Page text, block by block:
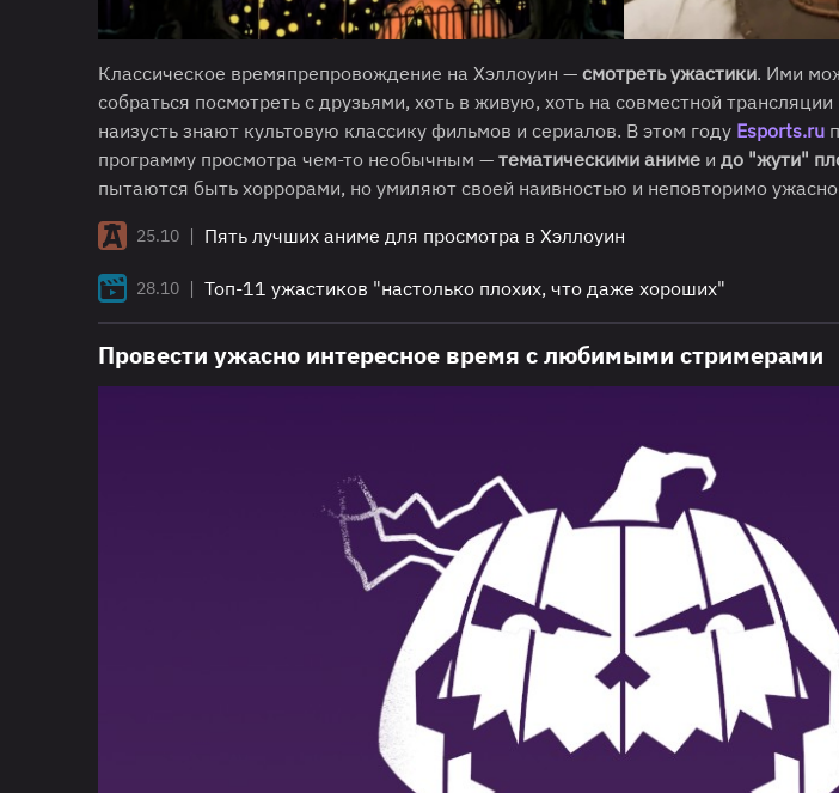
Классическое времяпрепровождение на Хэллоуин — смотреть ужастики. Ими
собраться посмотреть с друзьями, хоть в живую, хоть на совместной
наизусть знают культовую классику фильмов и сериалов. В этом году Esports.ru
программу просмотра чем-то необычным — тематическими аниме и до "жути"
пытаются быть хоррорами, но умиляют своей наивностью и неповторимо
25.10 | Пять лучших аниме для просмотра в Хэллоуин
28.10 | Топ-11 ужастиков "настолько плохих, что даже хороших"
Провести ужасно интересное время с любимыми стримерами